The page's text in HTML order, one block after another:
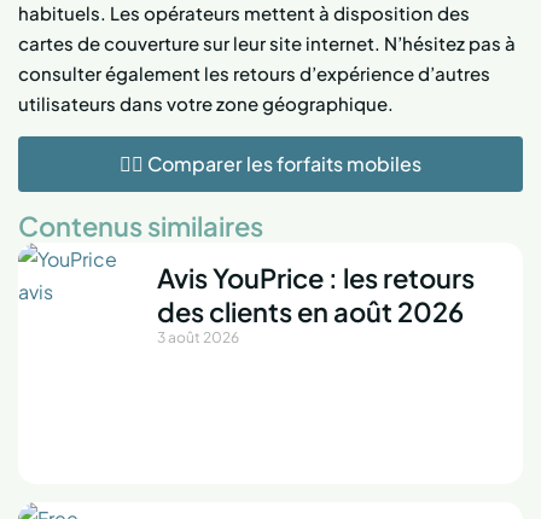
habituels. Les opérateurs mettent à disposition des
cartes de couverture sur leur site internet. N’hésitez pas à
consulter également les retours d’expérience d’autres
utilisateurs dans votre zone géographique.
👉🏻 Comparer les forfaits mobiles
Contenus similaires
Avis YouPrice : les retours
des clients en août 2026
3 août 2026